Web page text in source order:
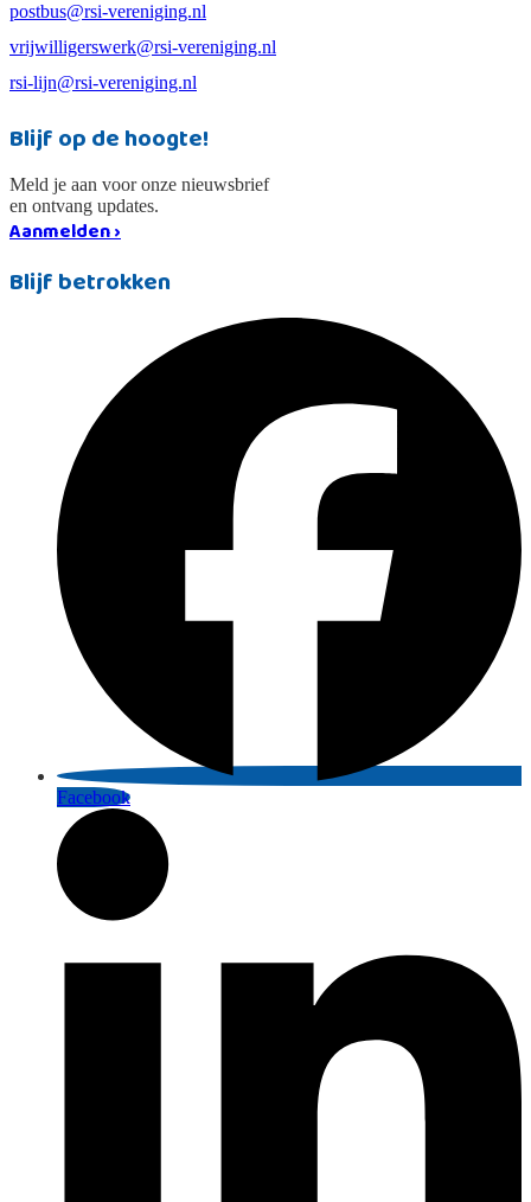
postbus@rsi-vereniging.nl
vrijwilligerswerk@rsi-vereniging.nl
rsi-lijn@rsi-vereniging.nl
Blijf op de hoogte!
Meld je aan voor onze nieuwsbrief
en ontvang updates.
Aanmelden ›
Blijf betrokken
Facebook